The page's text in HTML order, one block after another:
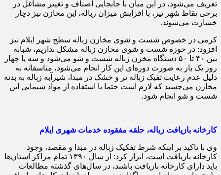
تعریف می‌شود، در این میان با جابجایی اصناف و تغییر مشاغل در
برخی نقاط شهر نیز، با افزایش میزان زباله، این مخازن نیز دچار
خسارت می‌شوند.
کرمی در خصوص شست و شوی مخازن زباله سطح شهر ایلام نیز
افزود: در حوزه شست و شوی مخازن زباله مشکل نداریم، شبانه
بین ۴۰ تا ۵۰ دستگاه مخزن زباله شست و شو می‌شود و سه یا چهار
روز یک بار به صورت دوره‌ای این کار انجام می‌شود، متاسفانه به
دلیل عدم رعایت تفیک زباله تر و خشک در مبدا، شیرآبه زباله‌ به بدنه
مخازن می‌چسبد که لازم است حتما با استفاده از مواد شیمایی این
شست و شو انجام شود.
کارخانه بازیافت زباله، حلقه مفقوده خدمات شهری ایلام
وی با تاکید بر اینکه شرط تفکیک زباله در مبدا و مقصد، وجود
کارخانه بازیافت است، ابراز کرد: از سال ۱۳۹۰ تمام مراکز استان‌ها
باید دارای کارخانه بازیافت باشند، در سال‌های گذشته مطالعات